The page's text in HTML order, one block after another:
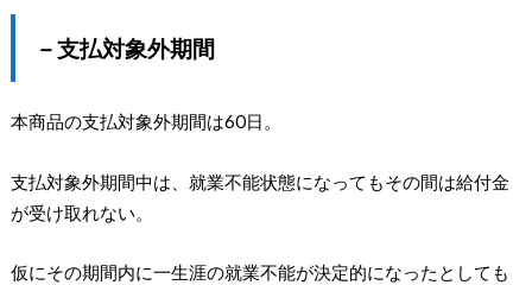
－支払対象外期間
本商品の支払対象外期間は60日。
支払対象外期間中は、就業不能状態になってもその間は給付金
が受け取れない。
仮にその期間内に一生涯の就業不能が決定的になったとしても